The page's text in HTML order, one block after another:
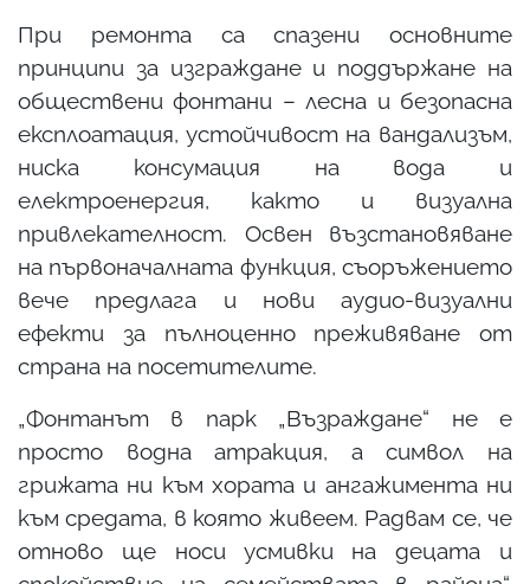
При ремонта са спазени основните
принципи за изграждане и поддържане на
обществени фонтани – лесна и безопасна
експлоатация, устойчивост на вандализъм,
ниска консумация на вода и
електроенергия, както и визуална
привлекателност. Освен възстановяване
на първоначалната функция, съоръжението
вече предлага и нови аудио-визуални
ефекти за пълноценно преживяване от
страна на посетителите.
„Фонтанът в парк „Възраждане“ не е
просто водна атракция, а символ на
грижата ни към хората и ангажимента ни
към средата, в която живеем. Радвам се, че
отново ще носи усмивки на децата и